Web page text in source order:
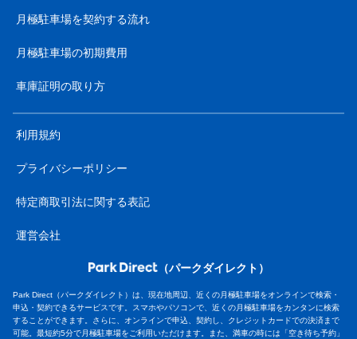
月極駐車場を契約する流れ
月極駐車場の初期費用
車庫証明の取り方
利用規約
プライバシーポリシー
特定商取引法に関する表記
運営会社
（パークダイレクト）
Park Direct（パークダイレクト）は、現在地周辺、近くの月極駐車場をオンラインで検索・
申込・契約できるサービスです。スマホやパソコンで、近くの月極駐車場をカンタンに検索
することができます。さらに、オンラインで申込、契約し、クレジットカードでの決済まで
可能。最短約5分で月極駐車場をご利用いただけます。また、満車の時には「空き待ち予約」